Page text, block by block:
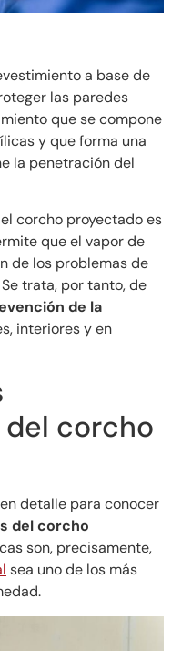
a base de
las paredes
que se compone
y que forma una
la penetración del
corcho proyectado es
que el vapor de
de los problemas de
trata, por tanto, de
de la
interiores y en
corcho
detalle para conocer
del corcho
son, precisamente,
sea uno de los más